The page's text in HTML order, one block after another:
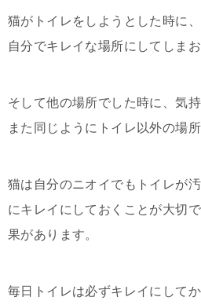
猫がトイレをしようとした時に
自分でキレイな場所にしてしま
そして他の場所でした時に、気
また同じようにトイレ以外の場
猫は自分のニオイでもトイレが
にキレイにしておくことが大切
果があります。
毎日トイレは必ずキレイにして